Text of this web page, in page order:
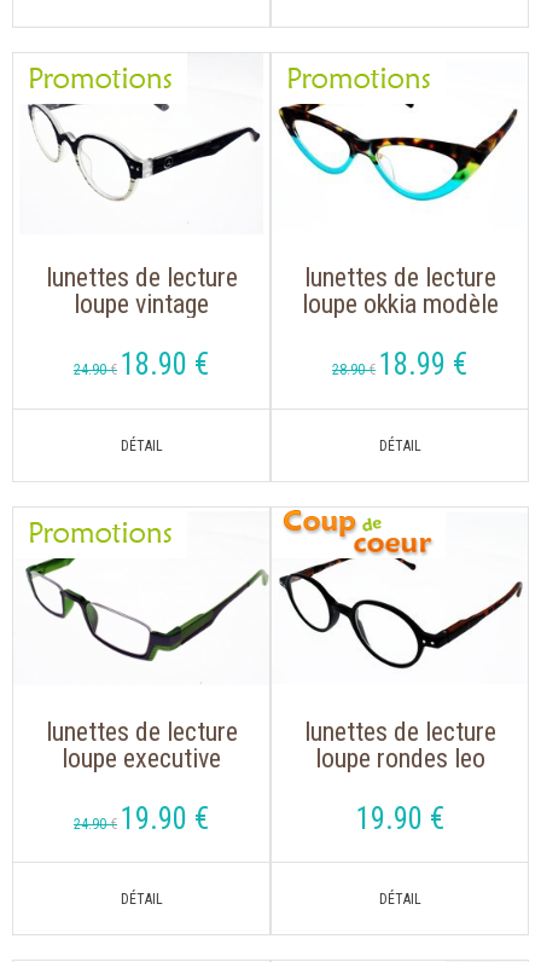
lunettes de lecture
loupe vintage
24.90 € 18.90 €
lunettes de lecture
loupe okkia modèle
de forme rétro
tendance dessinée
en italie
28.90 € 18.99 €
lunettes de lecture
loupe executive
24.90 € 19.90 €
lunettes de lecture
loupe rondes leo
branches flex
19.90 €